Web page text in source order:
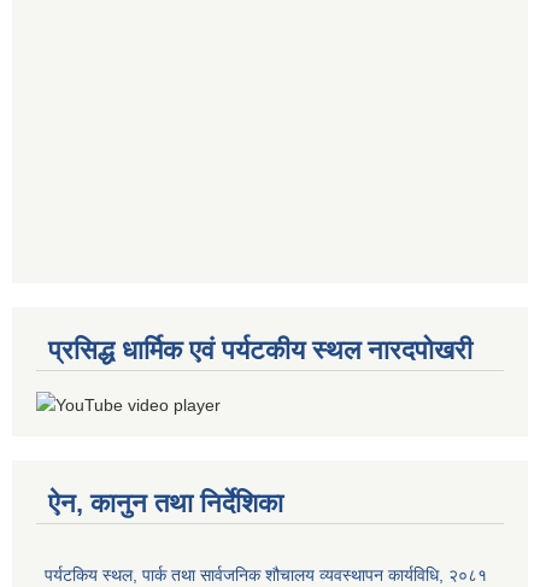
प्रसिद्ध धार्मिक एवं पर्यटकीय स्थल नारदपोखरी
ऐन, कानुन तथा निर्देशिका
पर्यटकिय स्थल, पार्क तथा सार्वजनिक शौचालय व्यवस्थापन कार्यविधि, २०८१